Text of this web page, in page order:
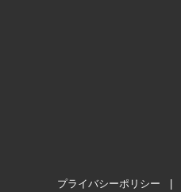
プライバシーポリシー